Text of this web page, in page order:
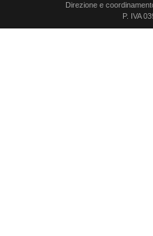
Direzione e
P. IVA